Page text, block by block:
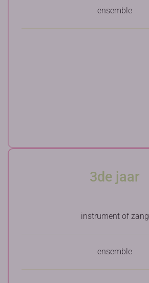
ensemble
3de jaar
instrument of zang
ensemble